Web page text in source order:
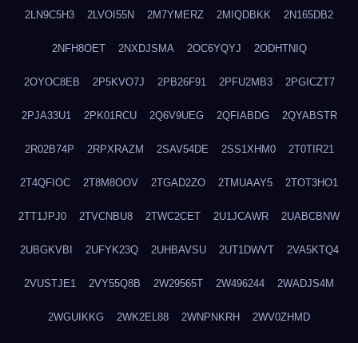
2LN9C5H3 2LVOI55N 2M7YMERZ 2MIQDBKK 2N165DB2
2NFH8OET 2NXDJSMA 2OC6YQYJ 2ODHTNIQ
2OYOC8EB 2P5KVO7J 2PB26F91 2PFU2MB3 2PGICZT7
2PJA33U1 2PK01RCU 2Q6V9UEG 2QFIABDG 2QYABSTR
2R02B74P 2RPXRAZM 2SAV54DE 2SS1XHM0 2T0TIR21
2T4QFIOC 2T8M8OOV 2TGAD2ZO 2TMUAAY5 2TOT3HO1
2TT1JPJ0 2TVCNBU8 2TWC2CET 2U1JCAWR 2UABCBNW
2UBGKVBI 2UFYK23Q 2UHBAVSU 2UT1DWVT 2VA5KTQ4
2VUSTJE1 2VY55Q8B 2W29565T 2W496244 2WADJS4M
2WGUIKKG 2WK2EL88 2WNPNKRH 2WV0ZHMD